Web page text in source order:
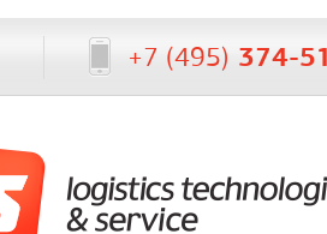
+7 (495) 374-